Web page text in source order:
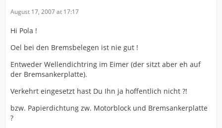
August 17, 2007 at 17:17
Hi Pola !
Oel bei den Bremsbelegen ist nie gut !
Entweder Wellendichtring im Eimer (der sitzt aber eh auf
der Bremsankerplatte).
Verkehrt eingesetzt hast Du Ihn ja hoffentlich nicht ?!
bzw. Papierdichtung zw. Motorblock und Bremsankerplatte
?